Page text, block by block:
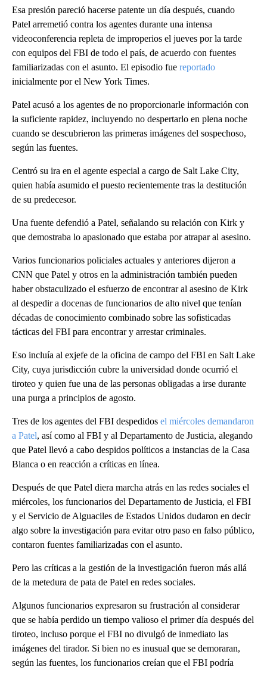
Esa presión pareció hacerse patente un día después, cuando
Patel arremetió contra los agentes durante una intensa
videoconferencia repleta de improperios el jueves por la tarde
con equipos del FBI de todo el país, de acuerdo con fuentes
familiarizadas con el asunto. El episodio fue reportado
inicialmente por el New York Times.
Patel acusó a los agentes de no proporcionarle información con
la suficiente rapidez, incluyendo no despertarlo en plena noche
cuando se descubrieron las primeras imágenes del sospechoso,
según las fuentes.
Centró su ira en el agente especial a cargo de Salt Lake City,
quien había asumido el puesto recientemente tras la destitución
de su predecesor.
Una fuente defendió a Patel, señalando su relación con Kirk y
que demostraba lo apasionado que estaba por atrapar al asesino.
Varios funcionarios policiales actuales y anteriores dijeron a
CNN que Patel y otros en la administración también pueden
haber obstaculizado el esfuerzo de encontrar al asesino de Kirk
al despedir a docenas de funcionarios de alto nivel que tenían
décadas de conocimiento combinado sobre las sofisticadas
tácticas del FBI para encontrar y arrestar criminales.
Eso incluía al exjefe de la oficina de campo del FBI en Salt Lake
City, cuya jurisdicción cubre la universidad donde ocurrió el
tiroteo y quien fue una de las personas obligadas a irse durante
una purga a principios de agosto.
Tres de los agentes del FBI despedidos el miércoles demandaron
a Patel, así como al FBI y al Departamento de Justicia, alegando
que Patel llevó a cabo despidos políticos a instancias de la Casa
Blanca o en reacción a críticas en línea.
Después de que Patel diera marcha atrás en las redes sociales el
miércoles, los funcionarios del Departamento de Justicia, el FBI
y el Servicio de Alguaciles de Estados Unidos dudaron en decir
algo sobre la investigación para evitar otro paso en falso público,
contaron fuentes familiarizadas con el asunto.
Pero las críticas a la gestión de la investigación fueron más allá
de la metedura de pata de Patel en redes sociales.
Algunos funcionarios expresaron su frustración al considerar
que se había perdido un tiempo valioso el primer día después del
tiroteo, incluso porque el FBI no divulgó de inmediato las
imágenes del tirador. Si bien no es inusual que se demoraran,
según las fuentes, los funcionarios creían que el FBI podría